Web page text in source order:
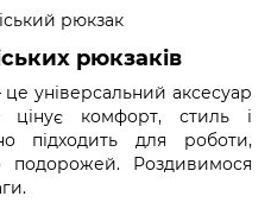
рюкзаків
універсальний аксесуар
цінує комфорт, стиль і
підходить для роботи,
подорожей. Роздивимося